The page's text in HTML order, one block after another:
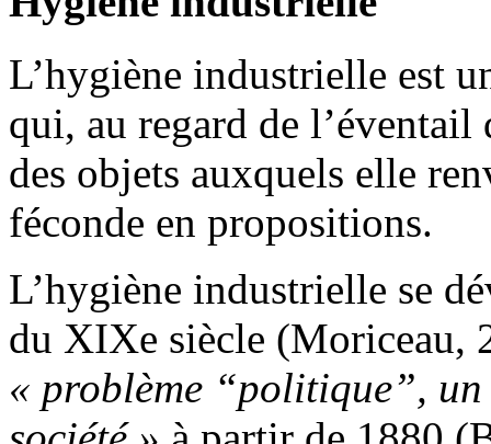
L’hygiène industrielle est
qui, au regard de l’éventail
des objets auxquels elle
féconde en propositions.
L’hygiène industrielle se
du XIXe siècle (Moriceau,
« problème “politique”,